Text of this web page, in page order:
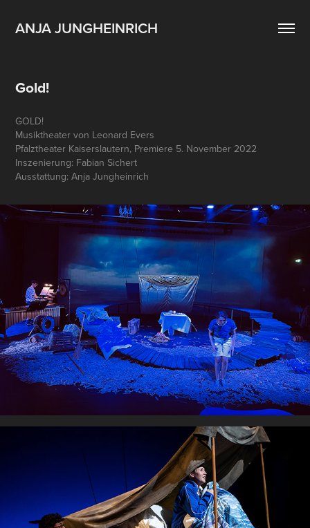
ANJA JUNGHEINRICH
Gold!
GOLD!
Musiktheater von Leonard Evers
Pfalztheater Kaiserslautern, Premiere 5. November 2022
Inszenierung: Fabian Sichert
Ausstattung: Anja Jungheinrich